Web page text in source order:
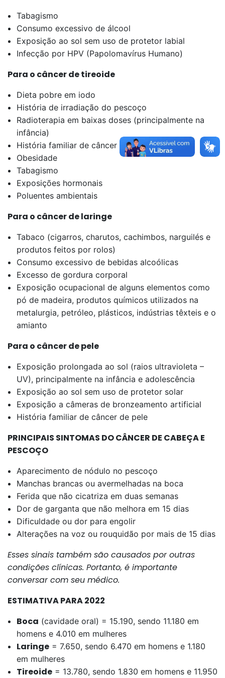
Tabagismo
Consumo excessivo de álcool
Exposição ao sol sem uso de protetor labial
Infecção por HPV (Papolomavírus Humano)
Para o câncer de tireoide
Dieta pobre em iodo
História de irradiação do pescoço
Radioterapia em baixas doses (principalmente na
infância)
História familiar de câncer de tireoide
Obesidade
Tabagismo
Exposições hormonais
Poluentes ambientais
Para o câncer de laringe
Tabaco (cigarros, charutos, cachimbos, narguilés e
produtos feitos por rolos)
Consumo excessivo de bebidas alcoólicas
Excesso de gordura corporal
Exposição ocupacional de alguns elementos como
pó de madeira, produtos químicos utilizados na
metalurgia, petróleo, plásticos, indústrias têxteis e o
amianto
Para o câncer de pele
Exposição prolongada ao sol (raios ultravioleta –
UV), principalmente na infância e adolescência
Exposição ao sol sem uso de protetor solar
Exposição a câmeras de bronzeamento artificial
História familiar de câncer de pele
PRINCIPAIS SINTOMAS DO CÂNCER DE CABEÇA E
PESCOÇO
Aparecimento de nódulo no pescoço
Manchas brancas ou avermelhadas na boca
Ferida que não cicatriza em duas semanas
Dor de garganta que não melhora em 15 dias
Dificuldade ou dor para engolir
Alterações na voz ou rouquidão por mais de 15 dias
Esses sinais também são causados ​​por outras
condições clínicas. Portanto, é importante
conversar com seu médico.
ESTIMATIVA PARA 2022
Boca (cavidade oral) = 15.190, sendo 11.180 em
homens e 4.010 em mulheres
Laringe= 7.650, sendo 6.470 em homens e 1.180
em mulheres
Tireoide= 13.780, sendo 1.830 em homens e 11.950